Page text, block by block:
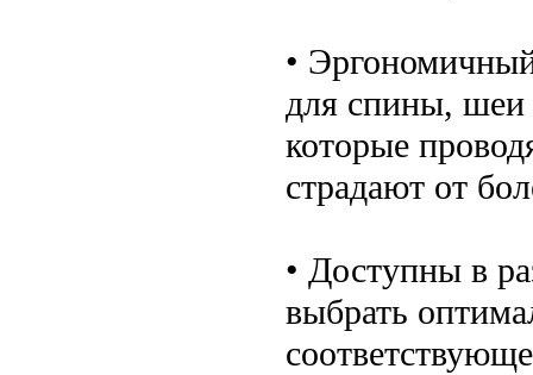
•
для спины, шеи
которые
страдают от
• Доступны в
выбрать